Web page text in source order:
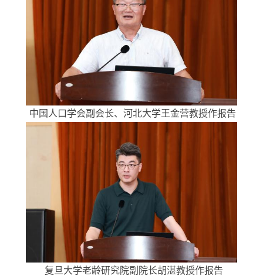
中国人口学会副会长、河北大学王金营教授作报告
复旦大学老龄研究院副院长胡湛教授作报告